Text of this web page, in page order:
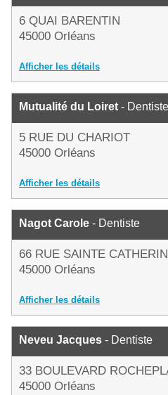
6 QUAI BARENTIN
45000 Orléans
Afficher les détails
Mutualité du Loiret - Dentiste
5 RUE DU CHARIOT
45000 Orléans
Afficher les détails
Nagot Carole - Dentiste
66 RUE SAINTE
45000 Orléans
Afficher les détails
Neveu Jacques - Dentiste
33 BOULEVARD
45000 Orléans